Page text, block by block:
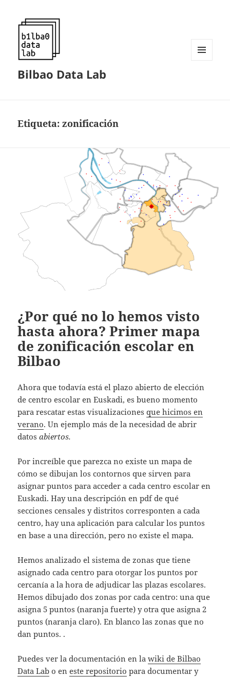
Bilbao Data Lab
Etiqueta:zonificación
¿Por qué no lo hemos visto
hasta ahora? Primer mapa
de zonificación escolar en
Bilbao
Ahora que todavía está el plazo abierto de elección
de centro escolar en Euskadi, es bueno momento
para rescatar estas visualizacionesque hicimos en
verano. Un ejemplo más de la necesidad de abrir
datosabiertos.
Por increíble que parezca no existe un mapa de
cómo se dibujan los contornos que sirven para
asignar puntos para acceder a cada centro escolar en
Euskadi. Hay una descripción en pdf de qué
secciones censales y distritos corresponten a cada
centro, hay una aplicación para calcular los puntos
en base a una dirección, pero no existe el mapa.
Hemos analizado el sistema de zonas que tiene
asignado cada centro para otorgar los puntos por
cercanía a la hora de adjudicar las plazas escolares.
Hemos dibujado dos zonas por cada centro: una que
asigna 5 puntos (naranja fuerte) y otra que asigna 2
puntos (naranja claro). En blanco las zonas que no
dan puntos. .
Puedes ver la documentación en lawiki de Bilbao
Data Lab o eneste repositorio para documentar y